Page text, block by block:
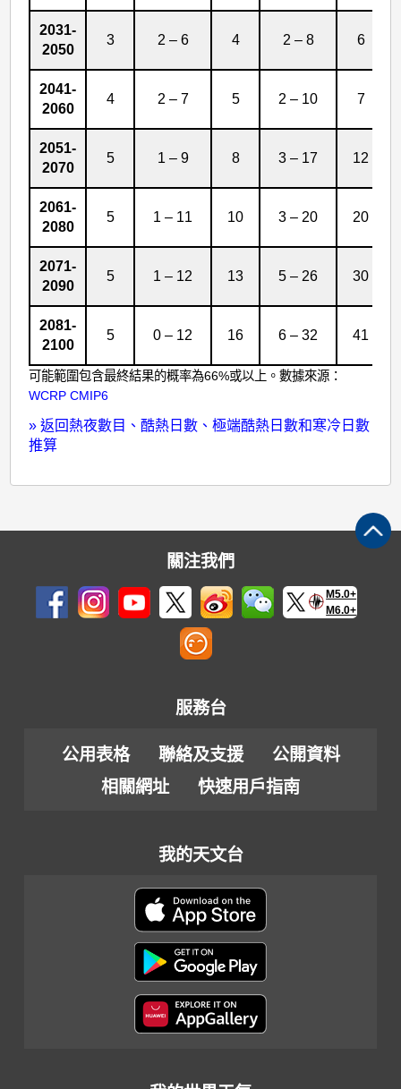
2031-
2050
3 2 – 6 4 2 – 8 6
2041-
2060
4 2 – 7 5 2 – 10 7
2051-
2070
5 1 – 9 8 3 – 17 12
2061-
2080
5 1 – 11 10 3 – 20 20
2071-
2090
5 1 – 12 13 5 – 26 30
2081-
2100
5 0 – 12 16 6 – 32 41
可能範圍包含最終結果的概率為66%或以上。數據來源：
WCRP CMIP6
» 返回熱夜數目、酷熱日數、極端酷熱日數和寒冷日數
推算
關注我們
M5.0+
M6.0+
服務台
公用表格 聯絡及支援
公開資料
相關網址
快速用戶指南
我的天文台